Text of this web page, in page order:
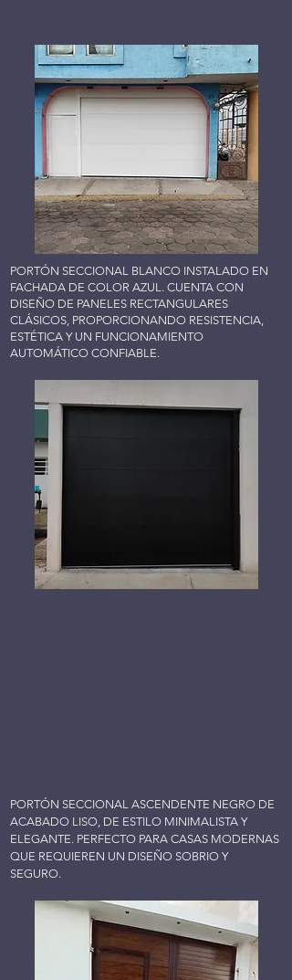
PORTÓN SECCIONAL BLANCO INSTALADO EN
FACHADA DE COLOR AZUL. CUENTA CON
DISEÑO DE PANELES RECTANGULARES
CLÁSICOS, PROPORCIONANDO RESISTENCIA,
ESTÉTICA Y UN FUNCIONAMIENTO
AUTOMÁTICO CONFIABLE.
PORTÓN SECCIONAL ASCENDENTE NEGRO DE
ACABADO LISO, DE ESTILO MINIMALISTA Y
ELEGANTE. PERFECTO PARA CASAS MODERNAS
QUE REQUIEREN UN DISEÑO SOBRIO Y
SEGURO.